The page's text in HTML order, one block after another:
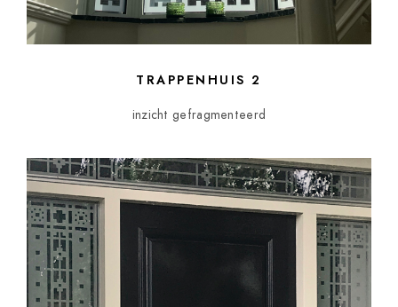
TRAPPENHUIS 2
inzicht gefragmenteerd